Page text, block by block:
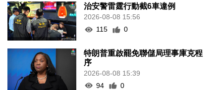
治安警雷霆行動截6車違例
2026-08-08 15:56
115
0
特朗普重啟罷免聯儲局理事庫克程
序
2026-08-08 15:39
94
0